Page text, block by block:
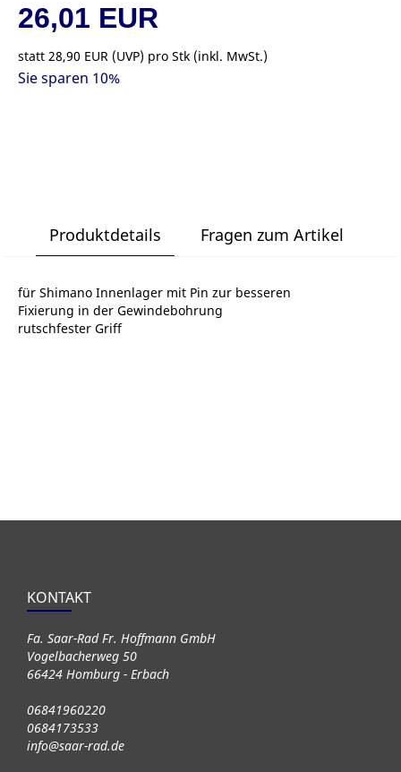
26,01 EUR
statt 28,90 EUR (UVP) pro Stk (inkl. MwSt.)
Sie sparen 10%
Produktdetails Fragen zum Artikel
für Shimano Innenlager mit Pin zur besseren
Fixierung in der Gewindebohrung
rutschfester Griff
KONTAKT
Fa. Saar-Rad Fr. Hoffmann GmbH
Vogelbacherweg 50
66424 Homburg - Erbach
06841960220
0684173533
info@saar-rad.de